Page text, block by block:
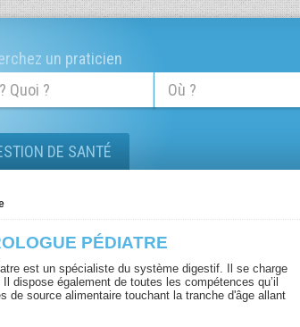
un praticien
DE SANTÉ
PÉDIATRE
est un spécialiste du système digestif. Il se charge
dispose également de toutes les compétences qu’il
de source alimentaire touchant la tranche d'âge allant